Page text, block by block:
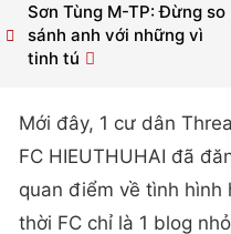
Sơn Tùng M-TP: Đừng so
sánh anh với những vì
tinh tú
Mới đây, 1 cư dân
FC HIEUTHUHAI đã
quan điểm về tình hình
thời FC chỉ là 1 blog